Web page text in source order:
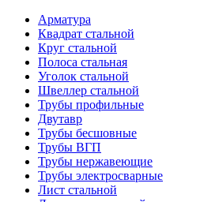
Арматура
Квадрат стальной
Круг стальной
Полоса стальная
Уголок стальной
Швеллер стальной
Трубы профильные
Двутавр
Трубы бесшовные
Трубы ВГП
Трубы нержавеющие
Трубы электросварные
Лист стальной